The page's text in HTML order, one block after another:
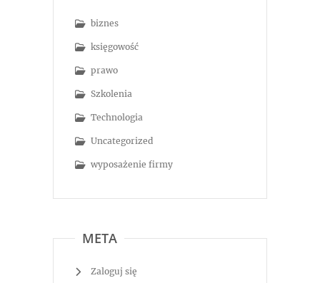
biznes
księgowość
prawo
Szkolenia
Technologia
Uncategorized
wyposażenie firmy
META
Zaloguj się